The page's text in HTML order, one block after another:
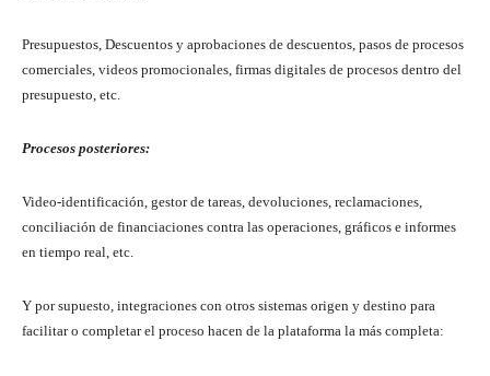
Presupuestos, Descuentos y aprobaciones de descuentos, pasos de procesos
comerciales, videos promocionales, firmas digitales de procesos dentro del
presupuesto, etc.
Procesos posteriores:
Video-identificación, gestor de tareas, devoluciones, reclamaciones,
conciliación de financiaciones contra las operaciones, gráficos e informes
en tiempo real, etc.
Y por supuesto, integraciones con otros sistemas origen y destino para
facilitar o completar el proceso hacen de la plataforma la más completa: